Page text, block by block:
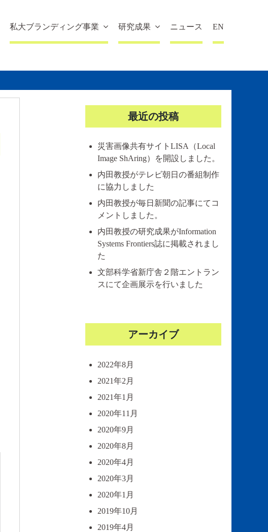
私大ブランディング事業 研究成果 ニュース EN
最近の投稿
災害画像共有サイトLISA（Local
Image ShAring）を開設しました。
内田教授がテレビ朝日の番組制作
に協力しました
内田教授が毎日新聞の記事にてコ
メントしました。
内田教授の研究成果がInformation
Systems Frontiers誌に掲載されまし
た
文部科学省新庁舎２階エントラン
スにて企画展示を行いました
アーカイブ
2022年8月
2021年2月
2021年1月
2020年11月
2020年9月
2020年8月
2020年4月
2020年3月
2020年1月
2019年10月
2019年4月